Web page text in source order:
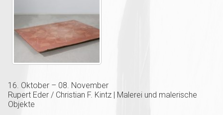
16. Oktober – 08. November
Rupert Eder / Christian F. Kintz | Malerei und malerische
Objekte